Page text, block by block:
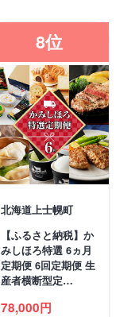
8位
北海道上士幌町
【ふるさと納税】か
みしほろ特選 6ヵ月
定期便 6回定期便 生
産者横断型定…
78,000円